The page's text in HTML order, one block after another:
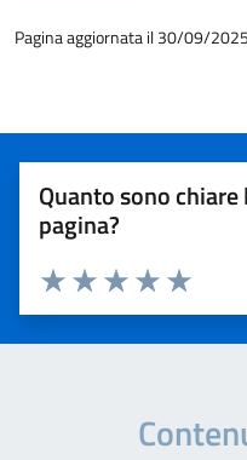
Pagina aggiornata il 30/09/2025
Quanto sono
pagina?
Valuta 5
Valuta 4
Valuta 3 stelle su
Valuta 2 stelle su 5
Valuta 1 stelle su 5